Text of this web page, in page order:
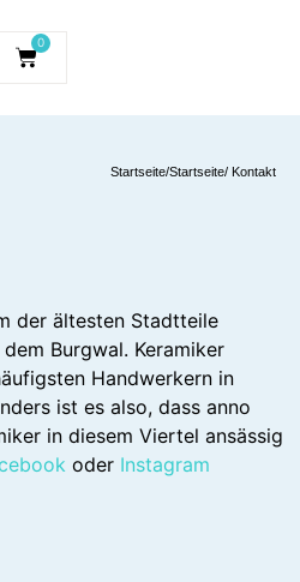
0
Startseite/Startseite/ Kontakt
der ältesten Stadtteile
Burgwal. Keramiker
Handwerkern in
ist es also, dass anno
in diesem Viertel ansässig
oder Instagram